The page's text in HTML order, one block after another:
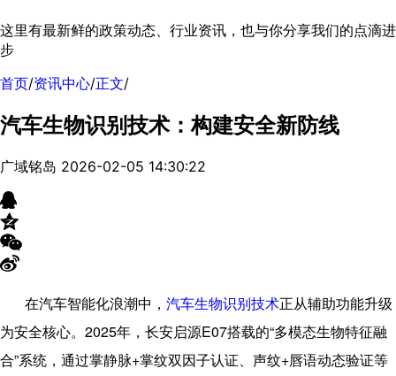
这里有最新鲜的政策动态、行业资讯，也与你分享我们的点滴进
步
首页/资讯中心/正文/
汽车生物识别技术：构建安全新防线
广域铭岛 2026-02-05 14:30:22
在汽车智能化浪潮中， 汽车生物识别技术正从辅助功能升级
为安全核心。 2025年，长安启源E07搭载的“多模态生物特征融
合”系统，通过掌静脉+掌纹双因子认证、声纹+唇语动态验证等